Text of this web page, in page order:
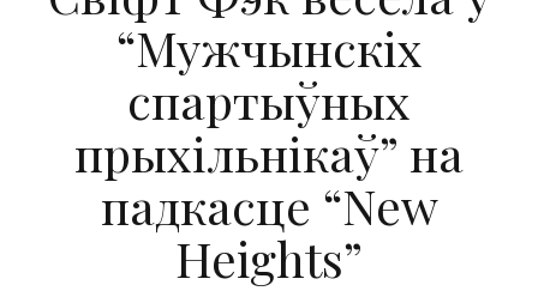
“Мужчынскіх
спартыўных
прыхільнікаў” на
падкасце “New
Heights”